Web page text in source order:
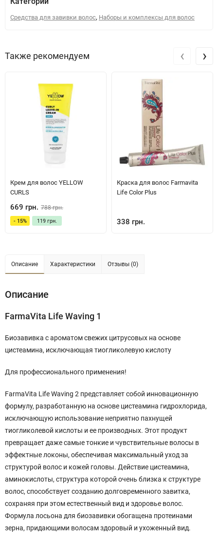
Средства для завивки волос, Наборы и комплексы для волос
Также рекомендуем
Крем для волос YELLOW
CURLS
669 грн. 788 грн.
- 15% 119 грн.
Краска для волос Farmavita
Life Color Plus
338 грн.
‹ ›
Описание Характеристики Отзывы (0)
Описание
FarmaVita Life Waving 1
Биозавивка с ароматом свежих цитрусовых на основе
цистеамина, исключающая тиогликолевую кислоту
Для профессионального применения!
FarmaVita Life Waving 2 представляет собой инновационную
формулу, разработанную на основе цистеамина гидрохлорида,
исключающую использование неприятно пахнущей
тиогликолевой кислоты и ее производных. Этот продукт
превращает даже самые тонкие и чувствительные волосы в
эффектные локоны, обеспечивая максимальный уход за
структурой волос и кожей головы. Действие цистеамина,
аминокислоты, структура которой очень близка к структуре
волос, способствует созданию долговременного завитка,
сохраняя при этом естественный вид и здоровье волос.
Формула лосьона для биозавивки обогащена протеинами
зерна, придающими волосам здоровый и ухоженный вид.